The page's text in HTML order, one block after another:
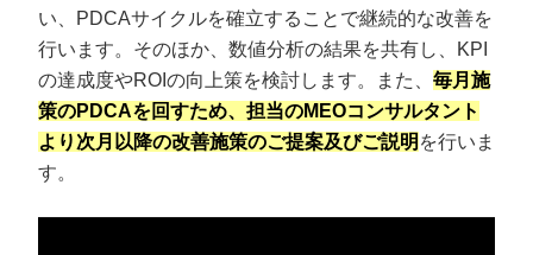
い、PDCAサイクルを確立することで継続的な改善を
行います。そのほか、数値分析の結果を共有し、KPI
の達成度やROIの向上策を検討します。また、 毎月施
策のPDCAを回すため、担当のMEOコンサルタント
より次月以降の改善施策のご提案及びご説明 を行いま
す。